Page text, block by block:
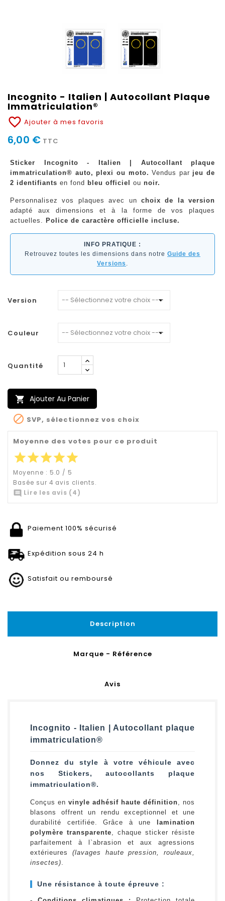
Incognito - Italien | Autocollant Plaque
Immatriculation®
favorite_border Ajouter à mes favoris
6,00 € TTC
Sticker Incognito - Italien | Autocollant plaque
immatriculation® auto, plexi ou moto. Vendus par jeu de
2 identifiants en fond bleu officiel ou noir.
Personnalisez vos plaques avec un choix de la version
adapté aux dimensions et à la forme de vos plaques
actuelles. Police de caractère officielle incluse.
INFO PRATIQUE :
Retrouvez toutes les dimensions dans notre Guide des
Versions .
Version
Couleur
Quantité
 Ajouter Au Panier
 SVP, sélectionnez vos choix
Moyenne des votes pour ce produit
starstarstarstarstar
Moyenne : 5.0 / 5
Basée sur 4 avis clients.
 Lire les avis (4)
Paiement 100% sécurisé
Expédition sous 24 h
Satisfait ou remboursé
Description
Marque - Référence
Avis
Incognito - Italien | Autocollant plaque
immatriculation®
Donnez du style à votre véhicule avec
nos Stickers, autocollants plaque
immatriculation®.
Conçus en vinyle adhésif haute définition, nos
blasons offrent un rendu exceptionnel et une
durabilité certifiée. Grâce à une
lamination
polymère transparente, chaque sticker résiste
parfaitement à l`abrasion et aux agressions
extérieures (lavages haute pression, rouleaux,
insectes).
Une résistance à toute épreuve :